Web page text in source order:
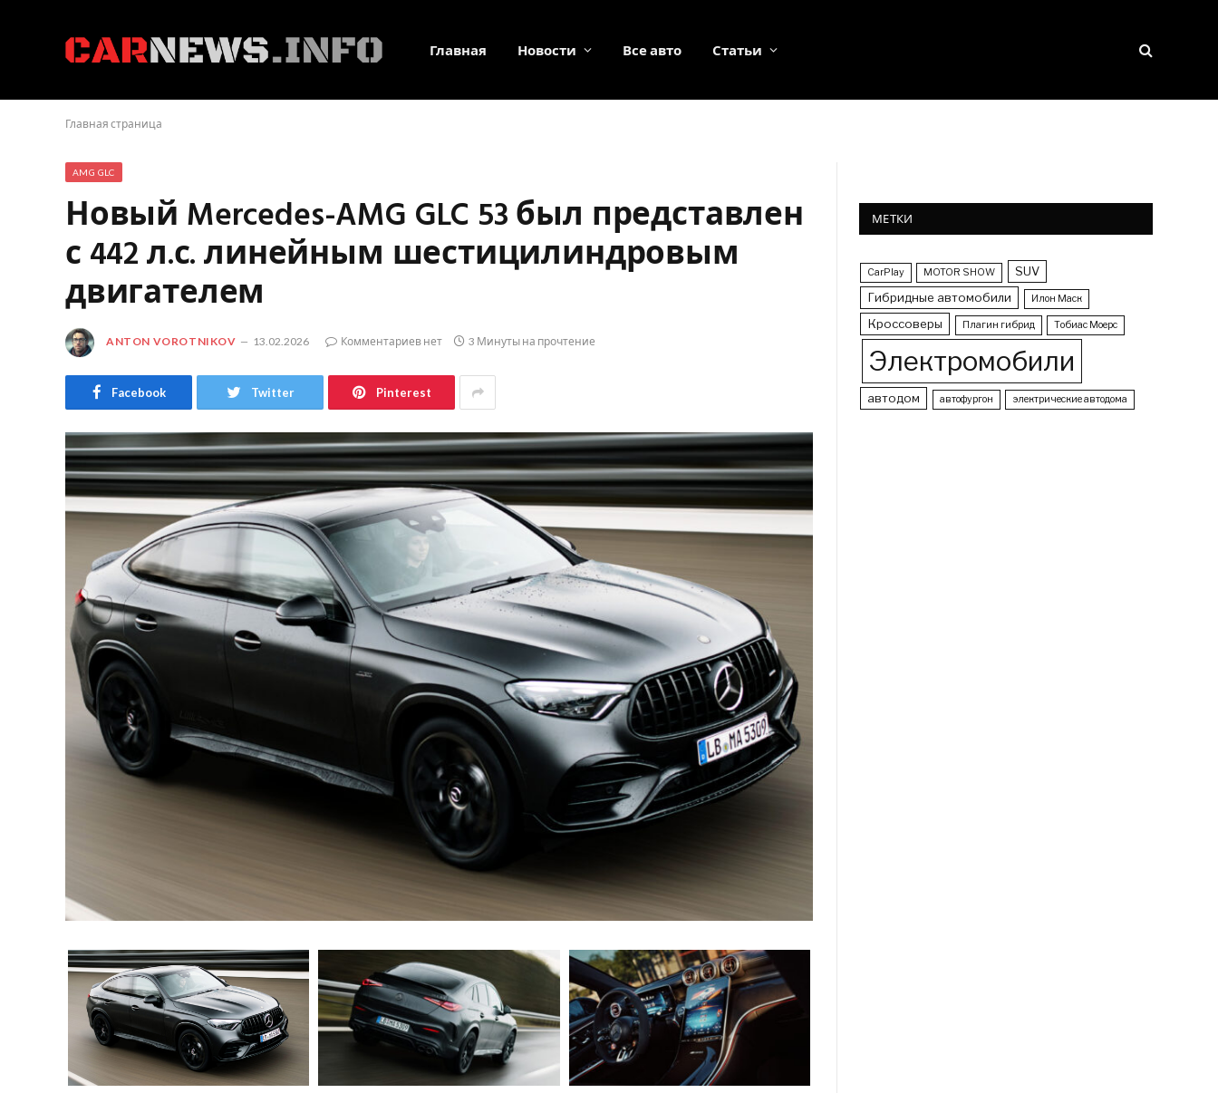
Главная Новости Все авто Статьи
Главная страница
AMG GLC
Новый Mercedes-AMG GLC 53 был представлен
с 442 л.с. линейным шестицилиндровым
двигателем
ANTON VOROTNIKOV 13.02.2026 Комментариев нет 3 Минуты на прочтение
Facebook Twitter Pinterest
МЕТКИ
CarPlay MOTOR SHOW
SUV
Гибридные автомобили
Илон Маск
Кроссоверы Плагин гибрид Тобиас Моерс
Электромобили
автодом автофургон электрические автодома